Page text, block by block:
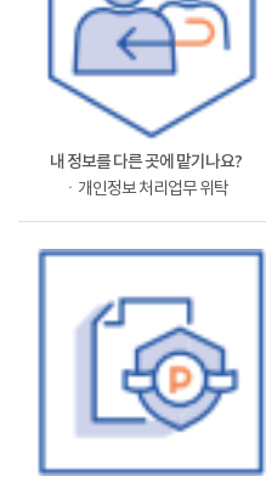
내 정보를 다른 곳에 맡기나요?
ㆍ개인정보 처리업무 위탁